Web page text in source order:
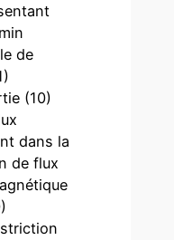
de
(10)
dans la
de flux